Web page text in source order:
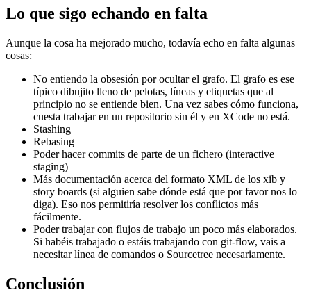
Lo que sigo echando en falta
Aunque la cosa ha mejorado mucho, todavía echo en falta algunas
cosas:
No entiendo la obsesión por ocultar el grafo. El grafo es ese
típico dibujito lleno de pelotas, líneas y etiquetas que al
principio no se entiende bien. Una vez sabes cómo funciona,
cuesta trabajar en un repositorio sin él y en XCode no está.
Stashing
Rebasing
Poder hacer commits de parte de un fichero (interactive
staging)
Más documentación acerca del formato XML de los xib y
story boards (si alguien sabe dónde está que por favor nos lo
diga). Eso nos permitiría resolver los conflictos más
fácilmente.
Poder trabajar con flujos de trabajo un poco más elaborados.
Si habéis trabajado o estáis trabajando con git-flow, vais a
necesitar línea de comandos o Sourcetree necesariamente.
Conclusión